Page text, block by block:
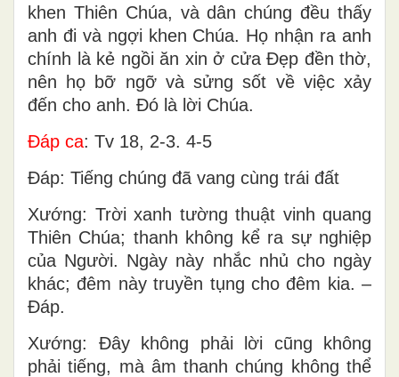
khen Thiên Chúa, và dân chúng đều thấy
anh đi và ngợi khen Chúa. Họ nhận ra anh
chính là kẻ ngồi ăn xin ở cửa Đẹp đền thờ,
nên họ bỡ ngỡ và sửng sốt về việc xảy
đến cho anh. Đó là lời Chúa.
Đáp ca: Tv 18, 2-3. 4-5
Đáp: Tiếng chúng đã vang cùng trái đất
Xướng: Trời xanh tường thuật vinh quang
Thiên Chúa; thanh không kể ra sự nghiệp
của Người. Ngày này nhắc nhủ cho ngày
khác; đêm này truyền tụng cho đêm kia. –
Đáp.
Xướng: Đây không phải lời cũng không
phải tiếng, mà âm thanh chúng không thể